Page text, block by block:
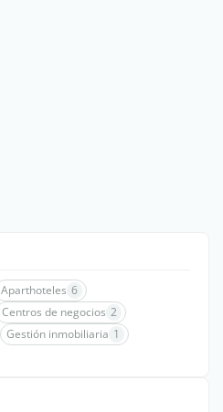
Aparthoteles 6
Centros de negocios 2
Gestión inmobiliaria 1